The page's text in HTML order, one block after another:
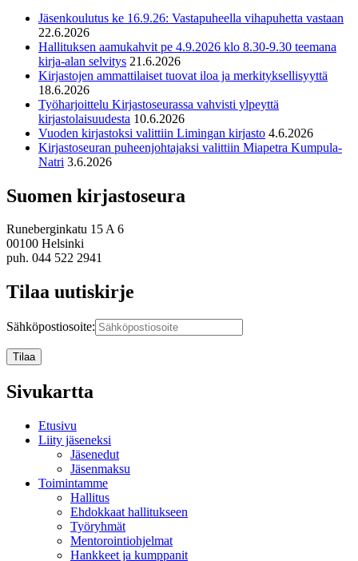
Jäsenkoulutus ke 16.9.26: Vastapuheella vihapuhetta vastaan
22.6.2026
Hallituksen aamukahvit pe 4.9.2026 klo 8.30-9.30 teemana
kirja-alan selvitys 21.6.2026
Kirjastojen ammattilaiset tuovat iloa ja merkityksellisyyttä
18.6.2026
Työharjoittelu Kirjastoseurassa vahvisti ylpeyttä
kirjastolaisuudesta 10.6.2026
Vuoden kirjastoksi valittiin Limingan kirjasto 4.6.2026
Kirjastoseuran puheenjohtajaksi valittiin Miapetra Kumpula-
Natri 3.6.2026
Suomen kirjastoseura
Runeberginkatu 15 A 6
00100 Helsinki
puh. 044 522 2941
Tilaa uutiskirje
Sähköpostiosoite:
Sivukartta
Etusivu
Liity jäseneksi
Jäsenedut
Jäsenmaksu
Toimintamme
Hallitus
Ehdokkaat hallitukseen
Työryhmät
Mentorointi­ohjelmat
Hankkeet ja kumppanit